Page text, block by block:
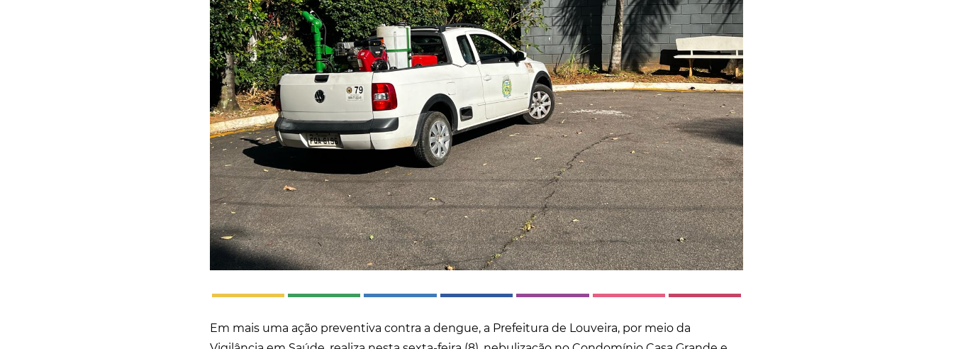
Em mais uma ação preventiva contra a dengue, a Prefeitura de Louveira, por meio da